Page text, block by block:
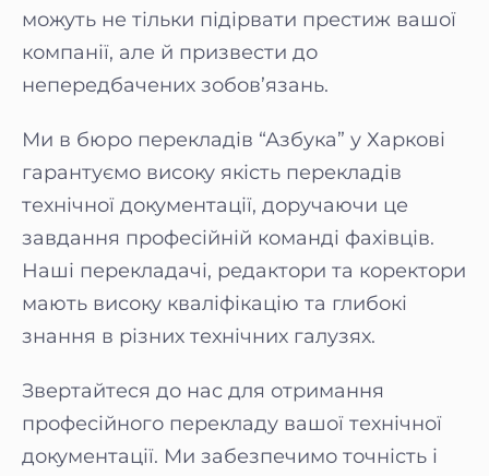
можуть не тільки підірвати престиж вашої
компанії, але й призвести до
непередбачених зобов’язань.
Ми в бюро перекладів “Азбука” у Харкові
гарантуємо високу якість перекладів
технічної документації, доручаючи це
завдання професійній команді фахівців.
Наші перекладачі, редактори та коректори
мають високу кваліфікацію та глибокі
знання в різних технічних галузях.
Звертайтеся до нас для отримання
професійного перекладу вашої технічної
документації. Ми забезпечимо точність і